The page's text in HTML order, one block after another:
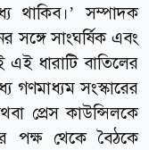
থাকিব।’ সম্পাদক
সঙ্গে সাংঘর্ষিক এবং
এই ধারাটি বাতিলের
গণমাধ্যম সংস্কারের
প্রেস কাউন্সিলকে
পক্ষ থেকে বৈঠকে